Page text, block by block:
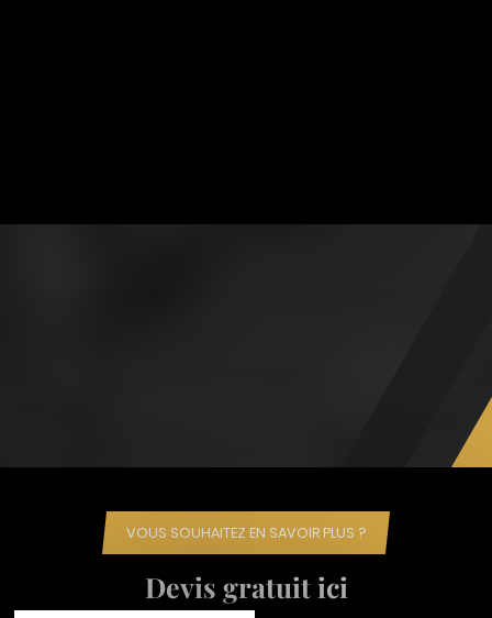
VOUS SOUHAITEZ EN SAVOIR PLUS ?
Devis gratuit ici